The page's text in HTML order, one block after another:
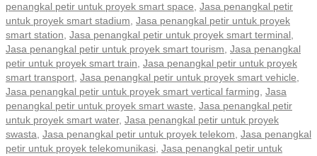
penangkal petir untuk proyek smart space, Jasa penangkal petir
untuk proyek smart stadium, Jasa penangkal petir untuk proyek
smart station, Jasa penangkal petir untuk proyek smart terminal,
Jasa penangkal petir untuk proyek smart tourism, Jasa penangkal
petir untuk proyek smart train, Jasa penangkal petir untuk proyek
smart transport, Jasa penangkal petir untuk proyek smart vehicle,
Jasa penangkal petir untuk proyek smart vertical farming, Jasa
penangkal petir untuk proyek smart waste, Jasa penangkal petir
untuk proyek smart water, Jasa penangkal petir untuk proyek
swasta, Jasa penangkal petir untuk proyek telekom, Jasa penangkal
petir untuk proyek telekomunikasi, Jasa penangkal petir untuk